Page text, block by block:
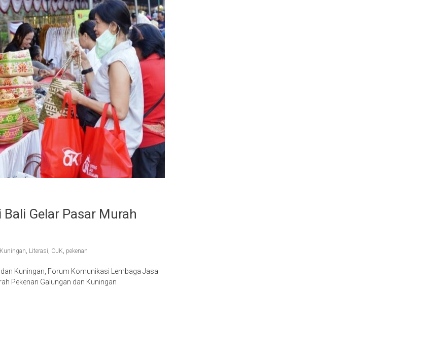
Gelar Pasar Murah
Kuningan, Literasi, OJK, pekenan
Kuningan, Forum Komunikasi Lembaga Jasa
Pekenan Galungan dan Kuningan